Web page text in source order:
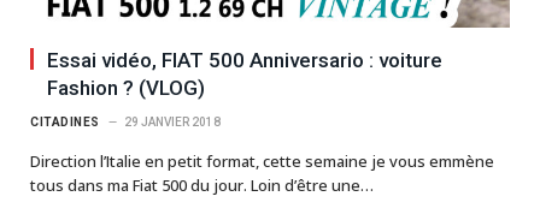
Essai vidéo, FIAT 500 Anniversario : voiture
Fashion ? (VLOG)
CITADINES 29 JANVIER 2018
Direction l’Italie en petit format, cette semaine je vous emmène
tous dans ma Fiat 500 du jour. Loin d’être une…